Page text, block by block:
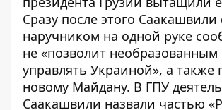
Сразу после этого Саакашвили
наручником на одной руке
не «позволит
управлять Украиной», а также
новому Майдану. В ГПУ
Саакашвили назвали частью